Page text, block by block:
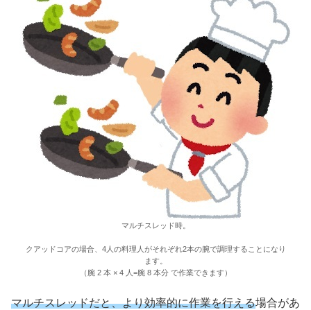
マルチスレッド時。
クアッドコアの場合、4人の料理人がそれぞれ2本の腕で調理することになり
ます。
（腕 2 本 × 4 人=腕 8 本分 で作業できます）
マルチスレッドだと、より効率的に作業を行える場合があ